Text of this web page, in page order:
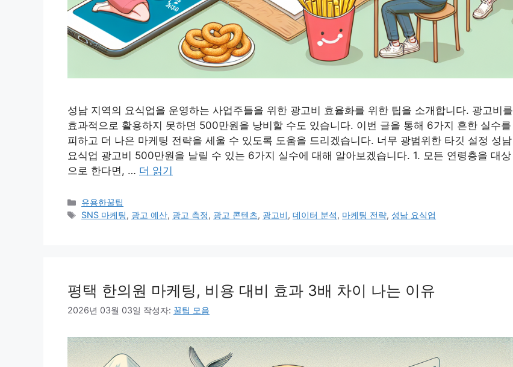
성남 지역의 요식업을 운영하는 사업주들을 위한 광고비 효율화를 위한 팁을 소개합니다. 광고비를
효과적으로 활용하지 못하면 500만원을 낭비할 수도 있습니다. 이번 글을 통해 6가지 흔한 실수를
피하고 더 나은 마케팅 전략을 세울 수 있도록 도움을 드리겠습니다. 너무 광범위한 타깃 설정 성남
요식업 광고비 500만원을 날릴 수 있는 6가지 실수에 대해 알아보겠습니다. 1. 모든 연령층을 대상
으로 한다면, … 더 읽기
카
테
유용한꿀팁
태
SNS 마케팅, 광고 예산, 광고 측정, 광고 콘텐츠, 광고비,데이터 분석, 마케팅 전략, 성남 요식업
평택 한의원 마케팅, 비용 대비 효과 3배 차이 나는 이유
2026년 03월 03일 작성자: 꿀팁 모음